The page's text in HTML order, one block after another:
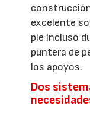
excelente
pie incluso
puntera de
los apoyos.
Dos